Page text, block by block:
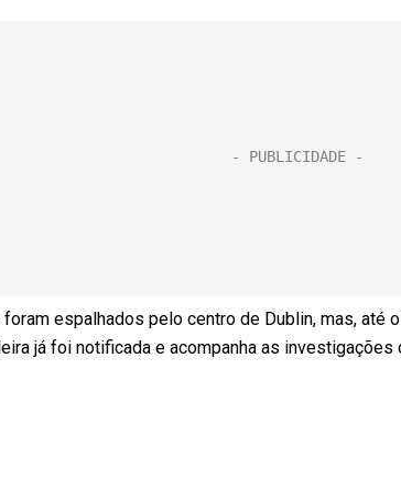
espalhados pelo centro de Dublin, mas, até
já foi notificada e acompanha as